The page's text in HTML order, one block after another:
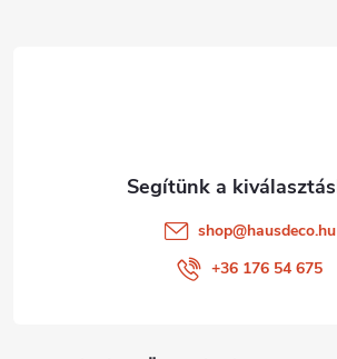
shop@hausdeco.hu
+36 176 54 675